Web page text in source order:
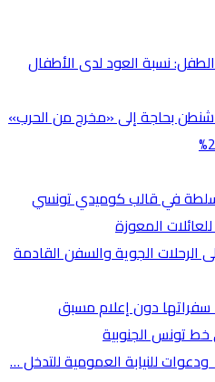
نسبة العود لدى الأطفال
بحاجة إلى «مخرج من الحرب»
في قالب كوميدي تونسي
المعوزة
الرحلات الجوية والسفن القادمة
سفراتها دون إعلام مسبق
تونس الجنوبية
ودعوات للنيابة العمومية للتدخل …